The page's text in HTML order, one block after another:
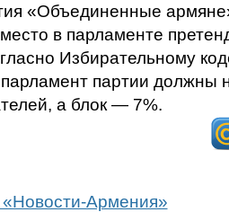
«Объединенные
в парламенте
Избирательному
партии должны
а блок — 7%.
Армения»